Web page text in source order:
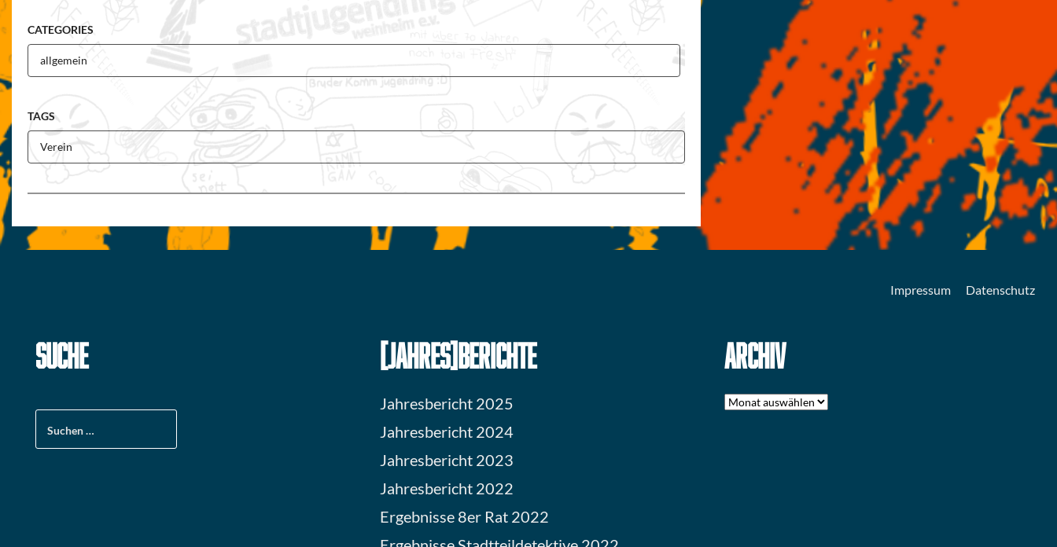
CATEGORIES
allgemein
TAGS
Verein
Impressum Datenschutz
SUCHE [JAHRES]BERICHTE
Jahresbericht 2025
Jahresbericht 2024
Jahresbericht 2023
Jahresbericht 2022
Ergebnisse 8er Rat 2022
ARCHIV
Archiv